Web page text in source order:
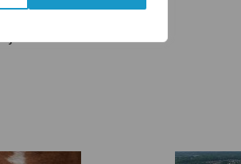
korte termijn.